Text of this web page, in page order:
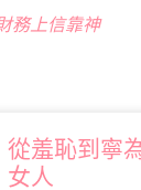
務上信靠神
從羞恥到寧
女人